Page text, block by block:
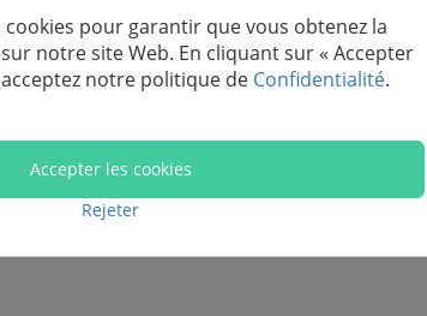
an de mises à jour gratuites
pour garantir que vous obtenez la
notre site Web. En cliquant sur « Accepter
notre politique de Confidentialité.
Accepter les cookies
Rejeter